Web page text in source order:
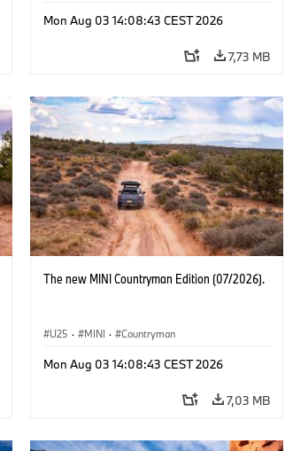
Mon Aug 03 14:08:43 CEST 2026
7,73 MB
The new MINI Countryman Edition (07/2026).
U25 · MINI · Countryman
Mon Aug 03 14:08:43 CEST 2026
7,03 MB